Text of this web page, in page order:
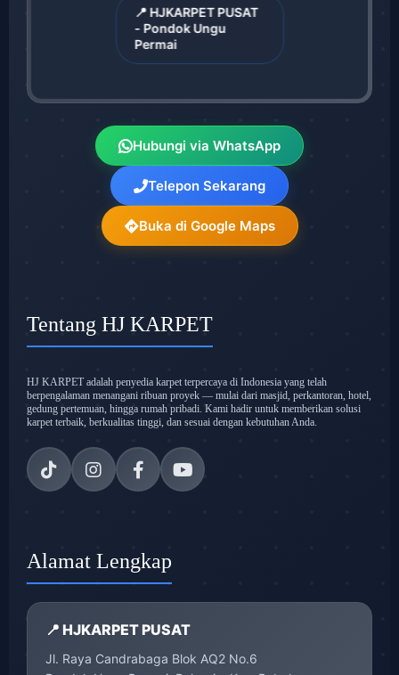
📍 HJKARPET PUSAT
- Pondok Ungu
Permai
Hubungi via WhatsApp
Telepon Sekarang
Buka di Google Maps
Tentang HJ KARPET
HJ KARPET adalah penyedia karpet terpercaya di Indonesia yang telah
berpengalaman menangani ribuan proyek — mulai dari masjid, perkantoran, hotel,
gedung pertemuan, hingga rumah pribadi. Kami hadir untuk memberikan solusi
karpet terbaik, berkualitas tinggi, dan sesuai dengan kebutuhan Anda.
Alamat Lengkap
📍 HJKARPET PUSAT
Jl. Raya Candrabaga Blok AQ2 No.6